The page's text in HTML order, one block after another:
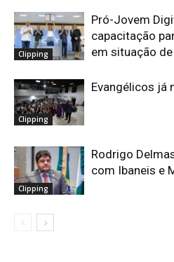
Clipping
Pró-Jovem
capacitação
em situação
Clipping
Evangélicos já
Clipping
Rodrigo
com Ibaneis e